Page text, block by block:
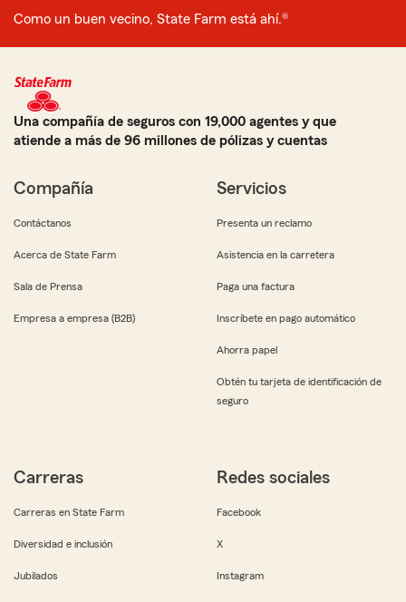
Como un buen vecino, State Farm está ahí.®
Una compañía de seguros con 19,000 agentes y que
atiende a más de 96 millones de pólizas y cuentas
Compañía
Contáctanos
Acerca de State Farm
Sala de Prensa
Empresa a empresa (B2B)
Servicios
Presenta un reclamo
Asistencia en la carretera
Paga una factura
Inscríbete en pago automático
Ahorra papel
Obtén tu tarjeta de identificación de
seguro
Carreras
Carreras en State Farm
Diversidad e inclusión
Jubilados
Redes sociales
Facebook
X
Instagram